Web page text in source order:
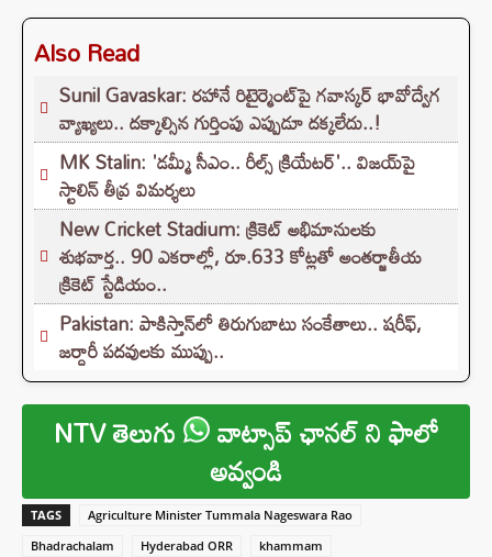
Also Read
Sunil Gavaskar: రహానే రిటైర్మెంట్‌పై గవాస్కర్ భావోద్వేగ
వ్యాఖ్యలు.. దక్కాల్సిన గుర్తింపు ఎప్పుడూ దక్కలేదు..!
MK Stalin: 'డమ్మీ సీఎం.. రీల్స్ క్రియేటర్'.. విజయ్‌పై
స్టాలిన్ తీవ్ర విమర్శలు
New Cricket Stadium: క్రికెట్ అభిమానులకు
శుభవార్త.. 90 ఎకరాల్లో, రూ.633 కోట్లతో అంతర్జాతీయ
క్రికెట్ స్టేడియం..
Pakistan: పాకిస్తాన్‌లో తిరుగుబాటు సంకేతాలు.. షరీఫ్,
జర్దారీ పదవులకు ముప్పు..
NTV తెలుగు వాట్సాప్ ఛానల్ ని ఫాలో
అవ్వండి
TAGS
Agriculture Minister Tummala Nageswara Rao
Bhadrachalam
Hyderabad ORR
khammam